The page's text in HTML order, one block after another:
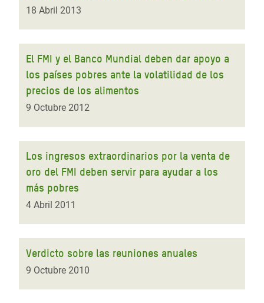
18 Abril 2013
El FMI y el Banco Mundial deben dar apoyo a
los países pobres ante la volatilidad de los
precios de los alimentos
9 Octubre 2012
Los ingresos extraordinarios por la venta de
oro del FMI deben servir para ayudar a los
más pobres
4 Abril 2011
Verdicto sobre las reuniones anuales
9 Octubre 2010